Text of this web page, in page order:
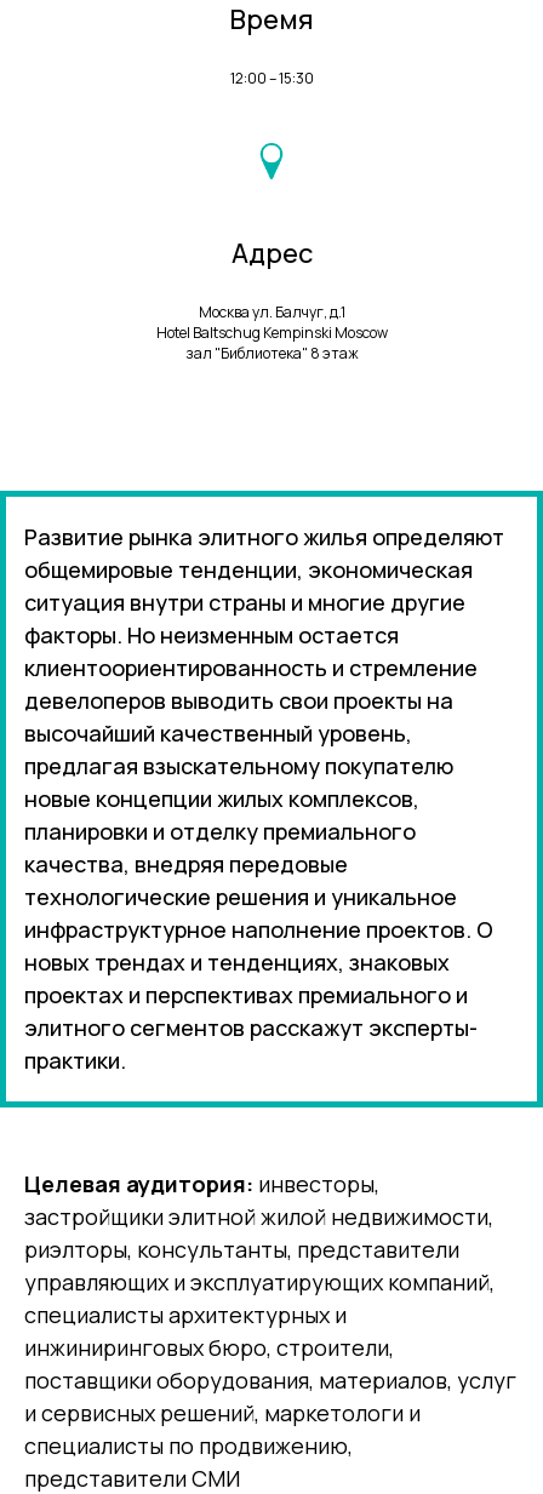
Время
12:00 – 15:30
Адрес
Москва ул. Балчуг, д.1
Hotel Baltschug Kempinski Moscow
зал "Библиотека" 8 этаж
Развитие рынка элитного жилья определяют
общемировые тенденции, экономическая
ситуация внутри страны и многие другие
факторы. Но неизменным остается
клиентоориентированность и стремление
девелоперов выводить свои проекты на
высочайший качественный уровень,
предлагая взыскательному покупателю
новые концепции жилых комплексов,
планировки и отделку премиального
качества, внедряя передовые
технологические решения и уникальное
инфраструктурное наполнение проектов. О
новых трендах и тенденциях, знаковых
проектах и перспективах премиального и
элитного сегментов расскажут эксперты-
практики.
Целевая аудитория: инвесторы,
застройщики элитной жилой недвижимости,
риэлторы, консультанты, представители
управляющих и эксплуатирующих компаний,
специалисты архитектурных и
инжиниринговых бюро, строители,
поставщики оборудования, материалов, услуг
и сервисных решений, маркетологи и
специалисты по продвижению,
представители СМИ